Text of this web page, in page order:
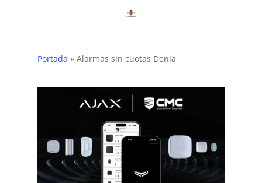
Portada » Alarmas sin cuotas Denia